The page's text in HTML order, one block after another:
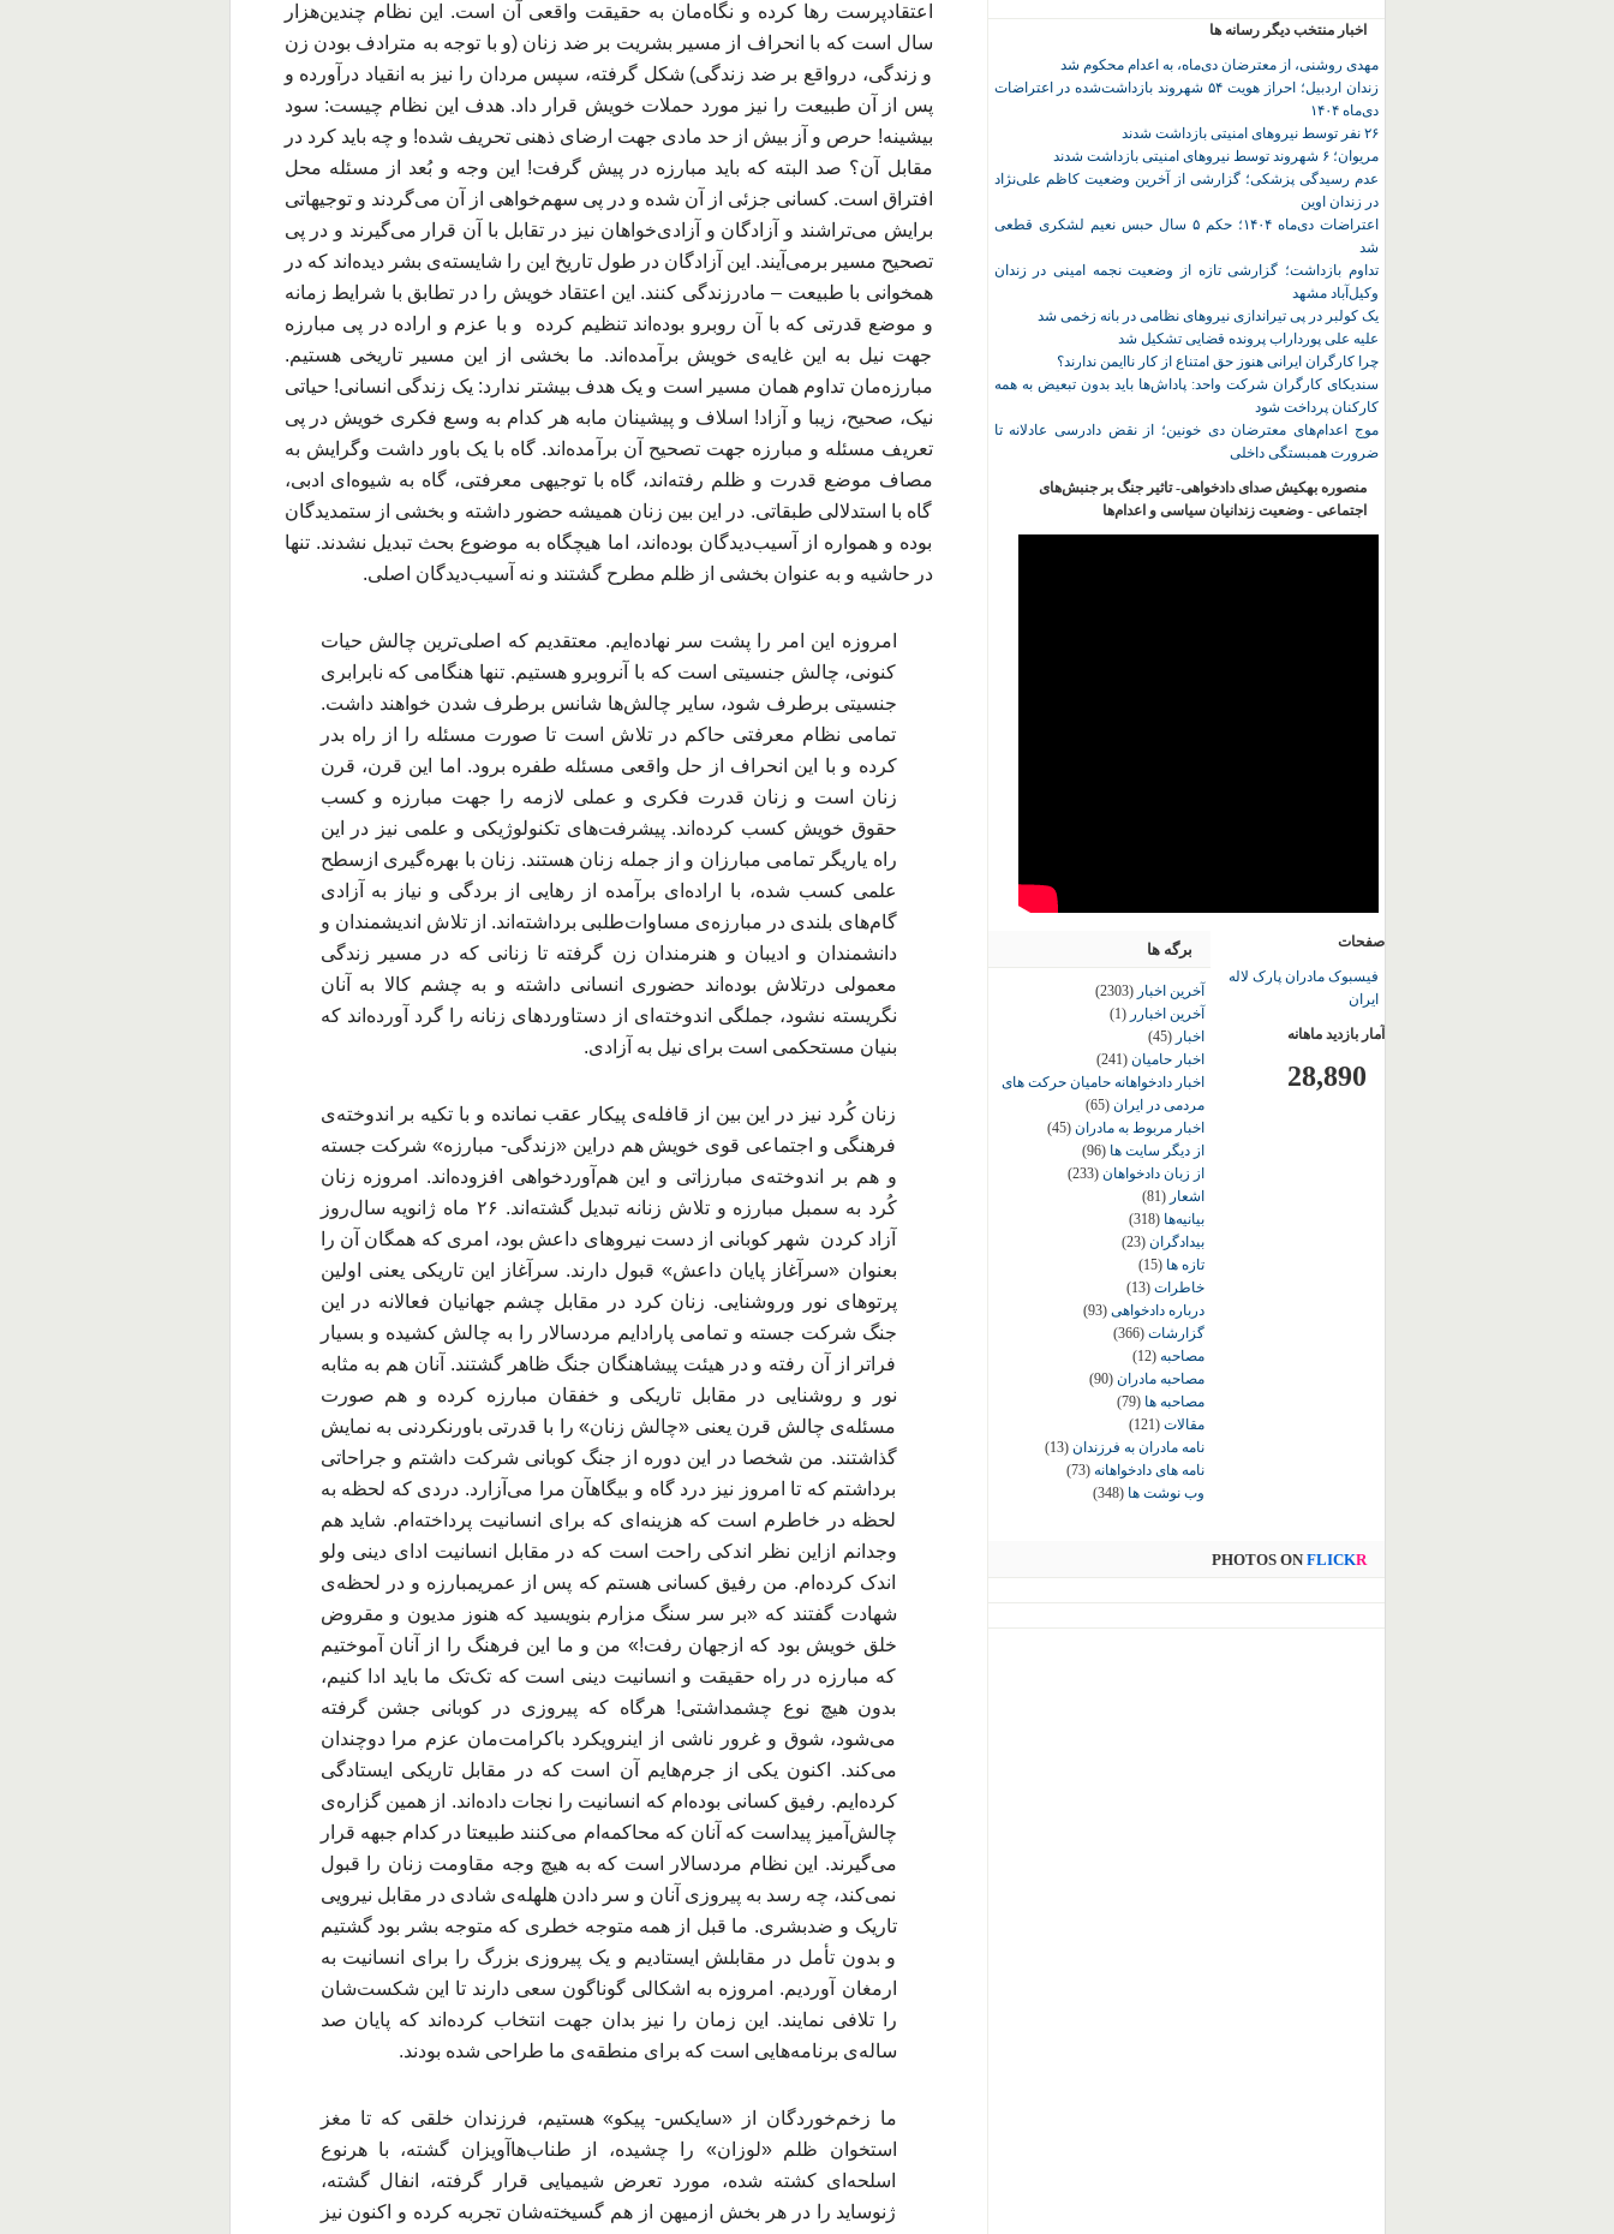
اعتقادپرست رها کرده و نگاه‌مان به حقیقت واقعی آن است. این نظام چندین‌هزار
سال است که با انحراف از مسیر بشریت بر ضد زنان (و با توجه به مترادف بودن زن
و زندگی، درواقع بر ضد زندگی) شکل گرفته، سپس مردان را نیز به انقیاد درآورده و
پس از آن طبیعت را نیز مورد حملات خویش قرار داد. هدف این نظام چیست: سود
بیشینه! حرص و آز بیش از حد مادی جهت ارضای ذهنی تحریف شده! و چه باید کرد در
مقابل آن؟ صد البته که باید مبارزه در پیش گرفت! این وجه و بُعد از مسئله محل
افتراق است. کسانی جزئی از آن شده و در پی سهم‌خواهی از آن می‌گردند و توجیهاتی
برایش می‌تراشند و آزادگان و آزادی‌خواهان نیز در تقابل با آن قرار می‌گیرند و در پی
تصحیح مسیر برمی‌آیند. این آزادگان در طول تاریخ این را شایسته‌ی بشر دیده‌اند که در
همخوانی با طبیعت – مادرزندگی کنند. این اعتقاد خویش را در تطابق با شرایط زمانه
و موضع قدرتی که با آن روبرو بوده‌اند تنظیم کرده و با عزم و اراده در پی مبارزه
جهت نیل به این غایه‌ی خویش برآمده‌اند. ما بخشی از این مسیر تاریخی هستیم.
مبارزه‌مان تداوم همان مسیر است و یک هدف بیشتر ندارد: یک زندگی انسانی! حیاتی
نیک، صحیح، زیبا و آزاد! اسلاف و پیشینان مابه هر کدام به وسع فکری خویش در پی
تعریف مسئله و مبارزه جهت تصحیح آن برآمده‌اند. گاه با یک باور داشت وگرایش به
مصاف موضع قدرت و ظلم رفته‌اند، گاه با توجیهی معرفتی، گاه به شیوه‌ای ادبی،
گاه با استدلالی طبقاتی. در این بین زنان همیشه حضور داشته و بخشی از ستمدیدگان
بوده و همواره از آسیب‌دیدگان بوده‌اند، اما هیچگاه به موضوع بحث تبدیل نشدند. تنها
در حاشیه و به عنوان بخشی از ظلم مطرح گشتند و نه آسیب‌دیدگان اصلی.
امروزه این امر را پشت سر نهاده‌ایم. معتقدیم که اصلی‌ترین چالش حیات
کنونی، چالش جنسیتی است که با آنروبرو هستیم. تنها هنگامی که نابرابری
جنسیتی برطرف شود، سایر چالش‌ها شانس برطرف شدن خواهند داشت.
تمامی نظام معرفتی حاکم در تلاش است تا صورت مسئله را از راه بدر
کرده و با این انحراف از حل واقعی مسئله طفره برود. اما این قرن، قرن
زنان است و زنان قدرت فکری و عملی لازمه را جهت مبارزه و کسب
حقوق خویش کسب کرده‌اند. پیشرفت‌های تکنولوژیکی و علمی نیز در این
راه یاریگر تمامی مبارزان و از جمله زنان هستند. زنان با بهره‌گیری ازسطح
علمی کسب شده، با اراده‌ای برآمده از رهایی از بردگی و نیاز به آزادی
گام‌های بلندی در مبارزه‌ی مساوات‌طلبی برداشته‌اند. از تلاش اندیشمندان و
دانشمندان و ادیبان و هنرمندان زن گرفته تا زنانی که در مسیر زندگی
معمولی درتلاش بوده‌اند حضوری انسانی داشته و به چشم کالا به آنان
نگریسته نشود، جملگی اندوخته‌ای از دستاوردهای زنانه را گرد آورده‌اند که
بنیان مستحکمی است برای نیل به آزادی.
زنان کُرد نیز در این بین از قافله‌ی پیکار عقب نمانده و با تکیه بر اندوخته‌ی
فرهنگی و اجتماعی قوی خویش هم دراین «زندگی- مبارزه» شرکت جسته
و هم بر اندوخته‌ی مبارزاتی و این هم‌آوردخواهی افزوده‌اند. امروزه زنان
کُرد به سمبل مبارزه و تلاش زنانه تبدیل گشته‌اند. ۲۶ ماه ژانویه سال‌روز
آزاد کردن شهر کوبانی از دست نیروهای داعش بود، امری که همگان آن را
بعنوان «سرآغاز پایان داعش» قبول دارند. سرآغاز این تاریکی یعنی اولین
پرتوهای نور وروشنایی. زنان کرد در مقابل چشم جهانیان فعالانه در این
جنگ شرکت جسته و تمامی پارادایم مردسالار را به چالش کشیده و بسیار
فراتر از آن رفته و در هیئت پیشاهنگان جنگ ظاهر گشتند. آنان هم به مثابه
نور و روشنایی در مقابل تاریکی و خفقان مبارزه کرده و هم صورت
مسئله‌ی چالش قرن یعنی «چالش زنان» را با قدرتی باورنکردنی به نمایش
گذاشتند. من شخصا در این دوره از جنگ کوبانی شرکت داشتم و جراحاتی
برداشتم که تا امروز نیز درد گاه و بیگاهآن مرا می‌آزارد. دردی که لحظه به
لحظه در خاطرم است که هزینه‌ای که برای انسانیت پرداخته‌ام. شاید هم
وجدانم ازاین نظر اندکی راحت است که در مقابل انسانیت ادای دینی ولو
اندک کرده‌ام. من رفیق کسانی هستم که پس از عمریمبارزه و در لحظه‌ی
شهادت گفتند که «بر سر سنگ مزارم بنویسید که هنوز مدیون و مقروض
خلق خویش بود که ازجهان رفت!» من و ما این فرهنگ را از آنان آموختیم
که مبارزه در راه حقیقت و انسانیت دینی است که تک‌تک ما باید ادا کنیم،
بدون هیچ نوع چشمداشتی! هرگاه که پیروزی در کوبانی جشن گرفته
می‌شود، شوق و غرور ناشی از اینرویکرد باکرامت‌مان عزم مرا دوچندان
می‌کند. اکنون یکی از جرم‌هایم آن است که در مقابل تاریکی ایستادگی
کرده‌ایم. رفیق کسانی بوده‌ام که انسانیت را نجات داده‌اند. از همین گزاره‌ی
چالش‌آمیز پیداست که آنان که محاکمه‌ام می‌کنند طبیعتا در کدام جبهه قرار
می‌گیرند. این نظام مردسالار است که به هیچ وجه مقاومت زنان را قبول
نمی‌کند، چه رسد به پیروزی آنان و سر دادن هلهله‌ی شادی در مقابل نیرویی
تاریک و ضدبشری. ما قبل از همه متوجه خطری که متوجه بشر بود گشتیم
و بدون تأمل در مقابلش ایستادیم و یک پیروزی بزرگ را برای انسانیت به
ارمغان آوردیم. امروزه به اشکالی گوناگون سعی دارند تا این شکست‌شان
را تلافی نمایند. این زمان را نیز بدان جهت انتخاب کرده‌اند که پایان صد
ساله‌ی برنامه‌هایی است که برای منطقه‌ی ما طراحی شده بودند.
ما زخم‌خوردگان از «سایکس- پیکو» هستیم، فرزندان خلقی که تا مغز
استخوان ظلم «لوزان» را چشیده، از طناب‌هاآویزان گشته، با هرنوع
اسلحه‌ای کشته شده، مورد تعرض شیمیایی قرار گرفته، انفال گشته،
ژنوساید را در هر بخش ازمیهن از هم گسیخته‌شان تجربه کرده و اکنون نیز
اخبار منتخب دیگر رسانه ها
مهدی روشنی، از معترضان دی‌ماه، به اعدام محکوم شد
زندان اردبیل؛ احراز هویت ۵۴ شهروند بازداشت‌شده در اعتراضات
دی‌ماه ۱۴۰۴
۲۶ نفر توسط نیروهای امنیتی بازداشت شدند
مریوان؛ ۶ شهروند توسط نیروهای امنیتی بازداشت شدند
عدم رسیدگی پزشکی؛ گزارشی از آخرین وضعیت کاظم علی‌نژاد
در زندان اوین
اعتراضات دی‌ماه ۱۴۰۴؛ حکم ۵ سال حبس نعیم لشکری قطعی
شد
تداوم بازداشت؛ گزارشی تازه از وضعیت نجمه امینی در زندان
وکیل‌آباد مشهد
یک کولبر در پی تیراندازی نیروهای نظامی در بانه زخمی شد
علیه علی پورداراب پرونده قضایی تشکیل شد
چرا کارگران ایرانی هنوز حق امتناع از کار ناایمن ندارند؟
سندیکای کارگران شرکت واحد: پاداش‌ها باید بدون تبعیض به همه
کارکنان پرداخت شود
موج اعدام‌های معترضان دی‌ خونین؛ از نقض دادرسی عادلانه تا
ضرورت همبستگی داخلی
منصوره بهکیش صدای دادخواهی- تاثیر جنگ بر جنبش‌های
اجتماعی - وضعیت زندانیان سیاسی و اعدام‌ها
برگه ها
آخرین اخبار (2303)
آخرین اخبارر (1)
اخبار (45)
اخبار حامیان (241)
اخبار دادخواهانه حامیان حرکت های
مردمی در ایران (65)
اخبار مربوط به مادران (45)
از دیگر سایت ها (96)
از زبان دادخواهان (233)
اشعار (81)
بیانیه‌ها (318)
بیدادگران (23)
تازه ها (15)
خاطرات (13)
درباره دادخواهی (93)
گزارشات (366)
مصاحبه (12)
مصاحبه مادران (90)
مصاحبه ها (79)
مقالات (121)
نامه مادران به فرزندان (13)
نامه های دادخواهانه (73)
وب نوشت ها (348)
صفحات
فیسبوک مادران پارک لاله
ایران
آمار بازدید ماهانه
28,890
PHOTOS ON FLICKR